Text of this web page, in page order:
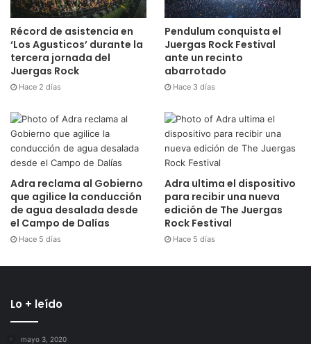
Récord de asistencia en
‘Los Agusticos’ durante la
tercera jornada del
Juergas Rock
Hace 2 días
Pendulum conquista el
Juergas Rock Festival
ante un recinto
abarrotado
Hace 3 días
Adra reclama al Gobierno
que agilice la conducción
de agua desalada desde
el Campo de Dalías
Hace 5 días
Adra ultima el dispositivo
para recibir una nueva
edición de The Juergas
Rock Festival
Hace 5 días
Lo + leído
mayo 3, 2020